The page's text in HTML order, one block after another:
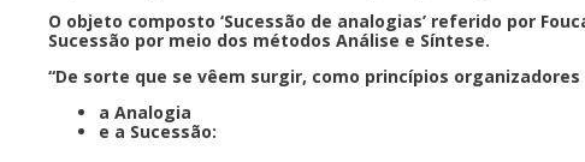
O objeto composto ‘Sucessão de analogias’ referido por
Sucessão por meio dos métodos Análise e Síntese.
“De sorte que se vêem surgir, como princípios
a Analogia
e a Sucessão: